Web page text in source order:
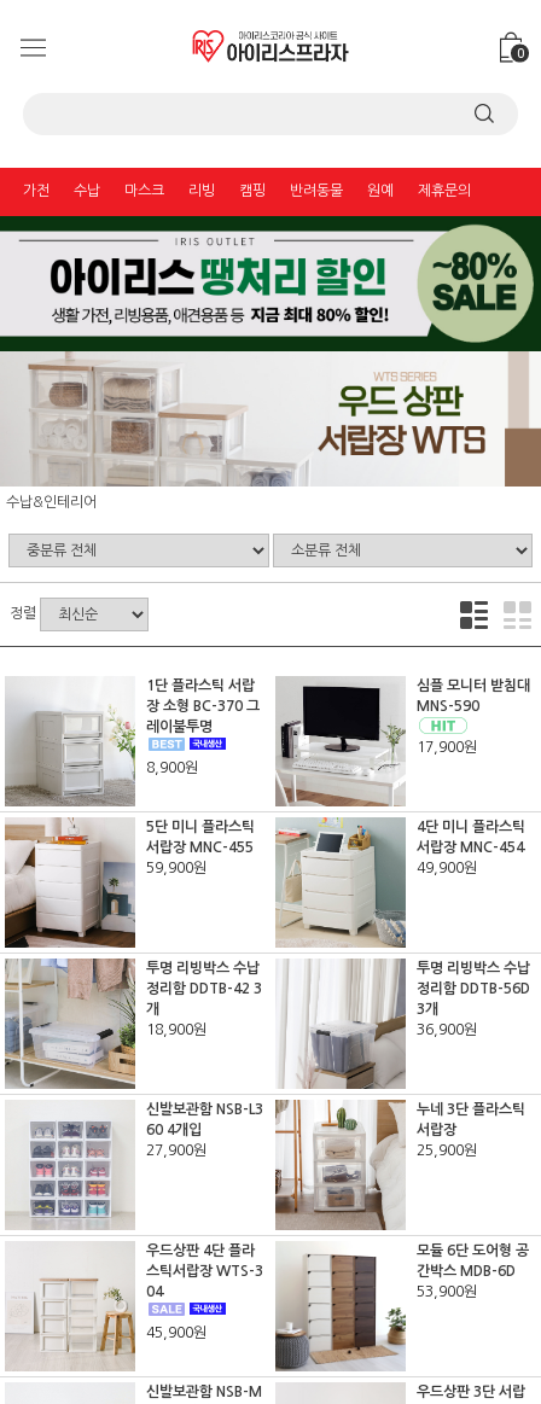
0
가전 수납 마스크 리빙 캠핑 반려동물 원예 제휴문의
수납&인테리어
정렬
1단 플라스틱 서랍
장 소형 BC-370 그
레이불투명
8,900원
심플 모니터 받침대
MNS-590
17,900원
5단 미니 플라스틱
서랍장 MNC-455
59,900원
4단 미니 플라스틱
서랍장 MNC-454
49,900원
투명 리빙박스 수납
정리함 DDTB-42 3
개
18,900원
투명 리빙박스 수납
정리함 DDTB-56D
3개
36,900원
신발보관함 NSB-L3
60 4개입
27,900원
누네 3단 플라스틱
서랍장
25,900원
우드상판 4단 플라
스틱서랍장 WTS-3
04
45,900원
모듈 6단 도어형 공
간박스 MDB-6D
53,900원
신발보관함 NSB-M
우드상판 3단 서랍